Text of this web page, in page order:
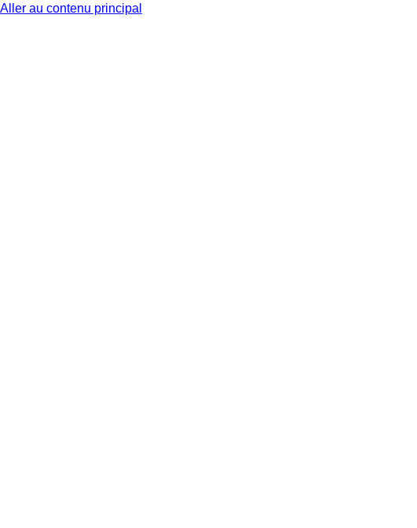
Aller au contenu principal